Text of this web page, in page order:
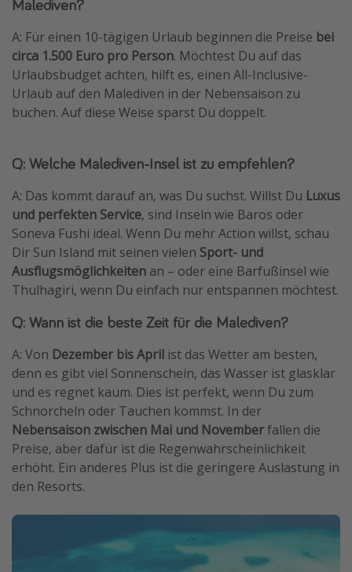
Malediven?
A: Für einen 10-tägigen Urlaub beginnen die Preise bei
circa 1.500 Euro pro Person. Möchtest Du auf das
Urlaubsbudget achten, hilft es, einen All-Inclusive-
Urlaub auf den Malediven in der Nebensaison zu
buchen. Auf diese Weise sparst Du doppelt.
Q: Welche Malediven-Insel ist zu empfehlen?
A: Das kommt darauf an, was Du suchst. Willst Du Luxus
und perfekten Service, sind Inseln wie Baros oder
Soneva Fushi ideal. Wenn Du mehr Action willst, schau
Dir Sun Island mit seinen vielen Sport- und
Ausflugsmöglichkeiten an – oder eine Barfußinsel wie
Thulhagiri, wenn Du einfach nur entspannen möchtest.
Q: Wann ist die beste Zeit für die Malediven?
A: Von Dezember bis April ist das Wetter am besten,
denn es gibt viel Sonnenschein, das Wasser ist glasklar
und es regnet kaum. Dies ist perfekt, wenn Du zum
Schnorcheln oder Tauchen kommst. In der
Nebensaison zwischen Mai und Novemberfallen die
Preise, aber dafür ist die Regenwahrscheinlichkeit
erhöht. Ein anderes Plus ist die geringere Auslastung in
den Resorts.